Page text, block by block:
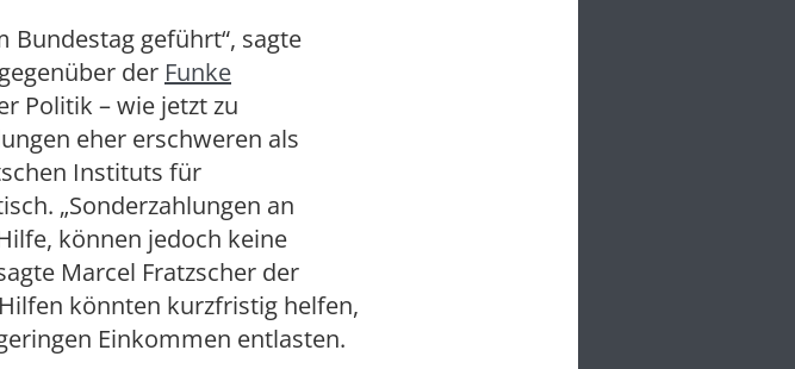
Bundestag geführt“, sagte
der Funke
Politik – wie jetzt zu
eher erschweren als
Instituts für
„Sonderzahlungen an
können jedoch keine
Marcel Fratzscher der
könnten kurzfristig helfen,
Einkommen entlasten.